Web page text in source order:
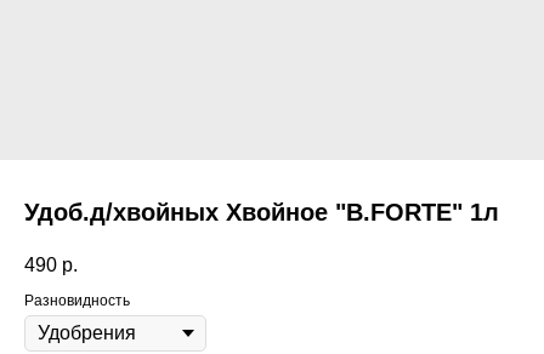
Удоб.д/хвойных Хвойное "B.FORTE" 1л
490 р.
Разновидность